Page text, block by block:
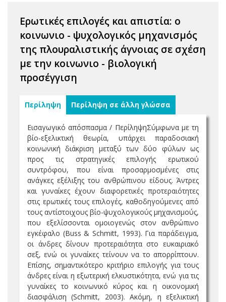
Ερωτικές επιλογές και απιστία: ο
κοινωνιο - ψυχολογικός μηχανισμός
της πλουραλιστικής άγνοιας σε σχέση
με την κοινωνιο - βιολογική
προσέγγιση
Περίληψη Περίληψη σε άλλη γλώσσα
Εισαγωγικό απόσπασμα / ΠερίληψηΣύμφωνα με τη
βίο-εξελικτική θεωρία, υπάρχει παραδοσιακή
κοινωνική διάκριση μεταξύ των δύο φύλων ως
προς τις στρατηγικές επιλογής ερωτικού
συντρόφου, που είναι προσαρμοσμένες στις
ανάγκες εξέλιξης του ανθρώπινου είδους. Άντρες
και γυναίκες έχουν διαφορετικές προτεραιότητες
στις ερωτικές τους επιλογές, καθοδηγούμενες από
τους αντίστοιχους βίο-ψυχολογικούς μηχανισμούς,
που εξελίσσονται ομοιογενώς στον ανθρώπινο
εγκέφαλο (Buss & Schmitt, 1993). Για παράδειγμα,
οι άνδρες δίνουν προτεραιότητα στο ευκαιριακό
σεξ, ενώ οι γυναίκες τείνουν να το απορρίπτουν.
Επίσης, σημαντικότερο κριτήριο επιλογής για τους
άνδρες είναι η εξωτερική ελκυστικότητα, ενώ για τις
γυναίκες το κοινωνικό κύρος και η οικονομική
διασφάλιση (Schmitt, 2003). Ακόμη, η εξελικτική